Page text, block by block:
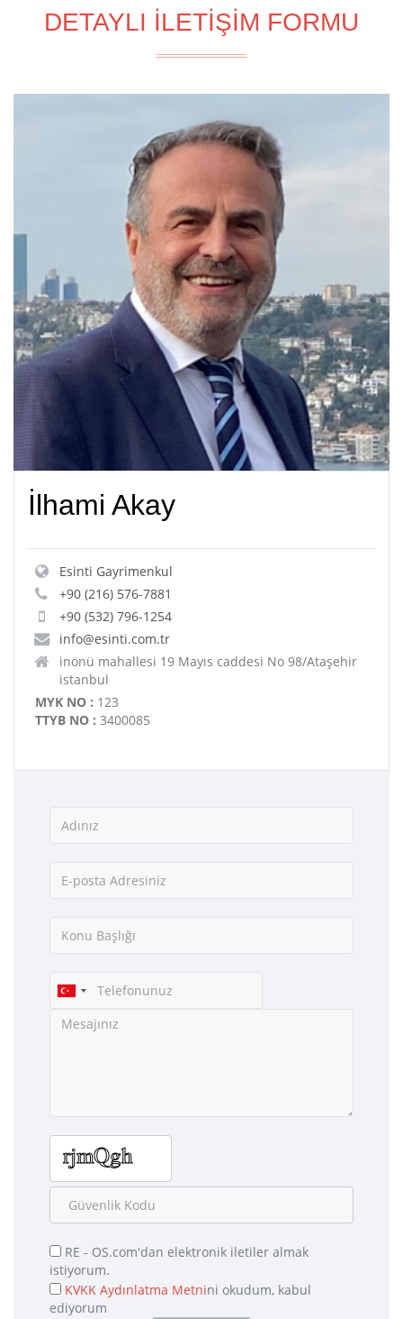
DETAYLI İLETİŞİM FORMU
İlhami Akay
Esinti Gayrimenkul
+90 (216) 576-7881
+90 (532) 796-1254
info@esinti.com.tr
inönü mahallesi 19 Mayıs caddesi No 98/Ataşehir
istanbul
MYK NO : 123
TTYB NO : 3400085
RE - OS.com'dan elektronik iletiler almak
istiyorum.
KVKK Aydınlatma Metnini okudum, kabul
ediyorum